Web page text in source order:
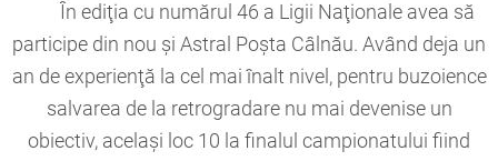
În ediţia cu numărul 46 a Ligii Naţionale avea să
participe din nou şi Astral Poşta Câlnău. Având deja un
an de experienţă la cel mai înalt nivel, pentru buzoience
salvarea de la retrogradare nu mai devenise un
obiectiv, acelaşi loc 10 la finalul campionatului fiind